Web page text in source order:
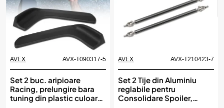
AVEX AVX-T090317-5
Set 2 buc. aripioare
Racing, prelungire bara
tuning din plastic culoare
AVEX AVX-T210423-7
Set 2 Tije din Aluminiu
reglabile pentru
Consolidare Spoiler,